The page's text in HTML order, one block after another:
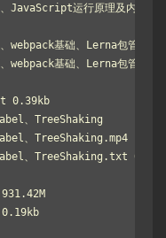
、JavaScript运行原理及内存
webpack基础、Lerna包管理
webpack基础、Lerna包管理
0.39kb
、TreeShaking
、TreeShaking.mp4 1.21G
、TreeShaking.txt